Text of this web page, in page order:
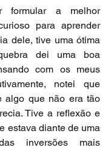
formular a melhor
para aprender
dele, tive uma ótima
dei uma boa
com os meus
notei que
algo que não era tão
Tive a reflexão e
estava diante de uma
inversões mais